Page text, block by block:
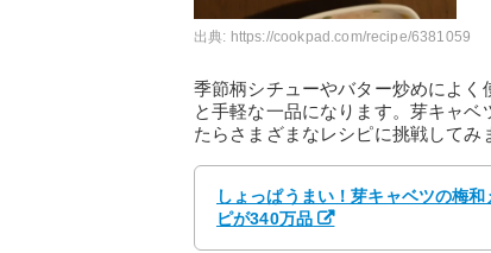
出典: https://cookpad.com/recipe/6381059
季節柄シチューやバター炒めによ
と手軽な一品になります。芽キャ
たらさまざまなレシピに挑戦してみ
しょっぱうまい！芽キャベツの梅
ピが340万品